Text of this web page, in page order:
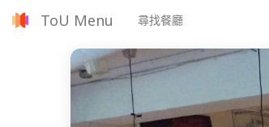
ToU Menu 尋找餐廳